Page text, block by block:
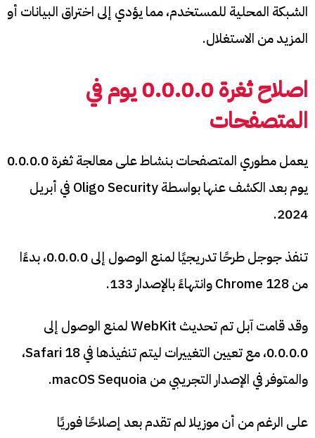
الشبكة المحلية للمستخدم، مما يؤدي إلى اختراق البيانات أو
المزيد من الاستغلال.
اصلاح ثغرة 0.0.0.0 يوم في
المتصفحات
يعمل مطوري المتصفحات بنشاط على معالجة ثغرة 0.0.0.0
يوم بعد الكشف عنها بواسطة Oligo Security في أبريل
2024.
تنفذ جوجل طرحًا تدريجيًا لمنع الوصول إلى 0.0.0.0، بدءًا
من Chrome 128 وانتهاءً بالإصدار 133.
وقد قامت آبل تم تحديث WebKit لمنع الوصول إلى
0.0.0.0، مع تعيين التغييرات ليتم تنفيذها في Safari 18،
والمتوفر في الإصدار التجريبي من macOS Sequoia.
على الرغم من أن موزيلا لم تقدم بعد إصلاحًا فوريًا